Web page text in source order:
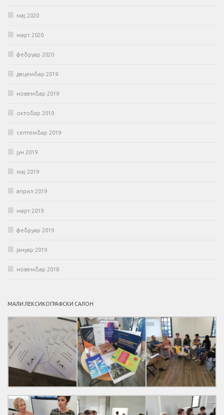
мај 2020
март 2020
фебруар 2020
децембар 2019
новембар 2019
октобар 2019
септембар 2019
јун 2019
мај 2019
април 2019
март 2019
фебруар 2019
јануар 2019
новембар 2018
МАЛИ ЛЕКСИКОГРАФСКИ САЛОН